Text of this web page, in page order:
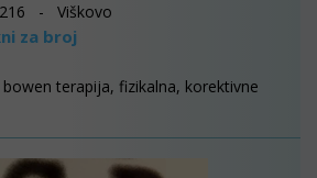
- Viškovo
za broj
terapija, fizikalna, korektivne